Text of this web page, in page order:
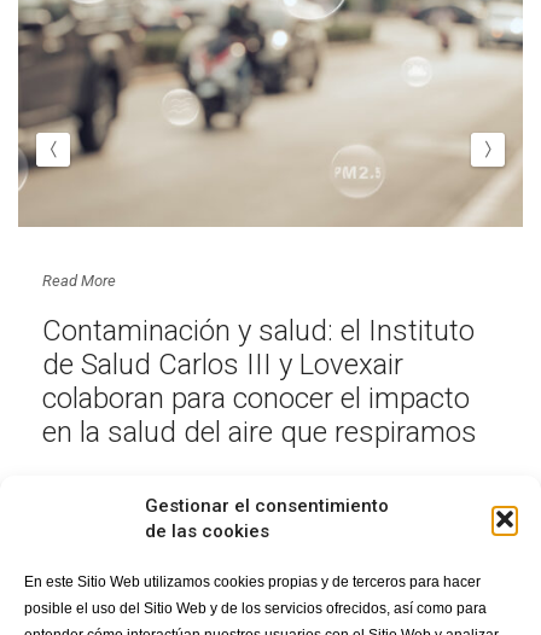
Gestionar el consentimiento
de las cookies
En este Sitio Web utilizamos cookies propias y de terceros para hacer
posible el uso del Sitio Web y de los servicios ofrecidos, así como para
Read More
Contaminación y salud: el Instituto
de Salud Carlos III y Lovexair
colaboran para conocer el impacto
en la salud del aire que respiramos